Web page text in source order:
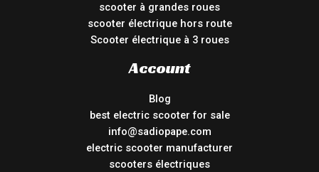
scooter à grandes roues
scooter électrique hors route
Scooter électrique à 3 roues
Account
Blog
best electric scooter for sale
info@sadiopape.com
electric scooter manufacturer
scooters électriques